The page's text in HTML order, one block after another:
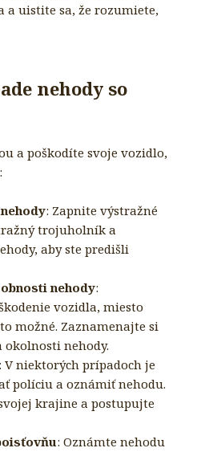
a uistite sa, že rozumiete,
nehody so
a poškodíte svoje vozidlo,
: Zapnite výstražné
trojuholník a
aby ste predišli
nehody:
vozidla, miesto
možné. Zaznamenajte si
okolnosti nehody.
: V niektorých prípadoch je
políciu a oznámiť nehodu.
krajine a postupujte
: Oznámte nehodu